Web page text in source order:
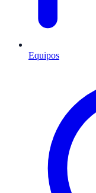
Equipos